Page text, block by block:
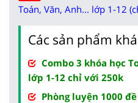
Toán, Văn, Anh... lớp 1-12
Các sản phẩm
Combo 3 khóa học
lớp 1-12 chỉ với 250k
Phòng luyện 1000